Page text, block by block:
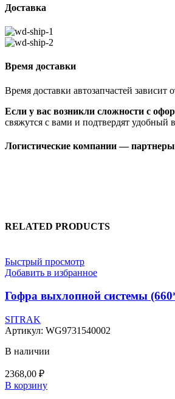
Доставка
Время доставки
Время доставки автозапчастей
Если у вас возникли сложности с
свяжутся с вами и подтвердят удобный
Логистические компании —
RELATED PRODUCTS
Быстрый просмотр
Добавить в избранное
Гофра выхлопной системы
SITRAK
Артикул: WG9731540002
В наличии
2368,00 ₽
В корзину